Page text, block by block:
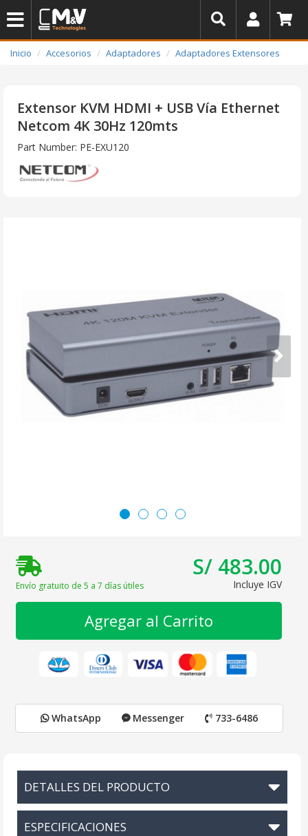
Inicio Accesorios Adaptadores Adaptadores Extensores
Extensor KVM HDMI + USB Vía Ethernet
Netcom 4K 30Hz 120mts
Part Number: PE-EXU120
Envío gratuito de 5 a 7 días útiles
S/ 483.00
Incluye IGV
Agregar al Carrito
WhatsApp Messenger 733-6486
DETALLES DEL PRODUCTO
ESPECIFICACIONES